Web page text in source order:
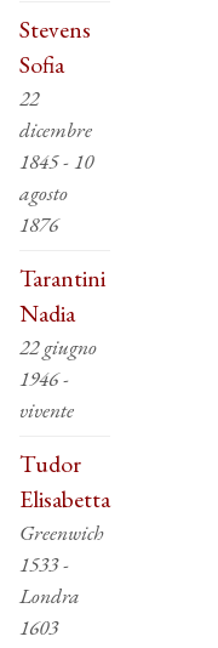
Stevens
Sofia
22
dicembre
1845 - 10
agosto
1876
Tarantini
Nadia
22 giugno
1946 -
vivente
Tudor
Elisabetta
Greenwich
1533 -
Londra
1603